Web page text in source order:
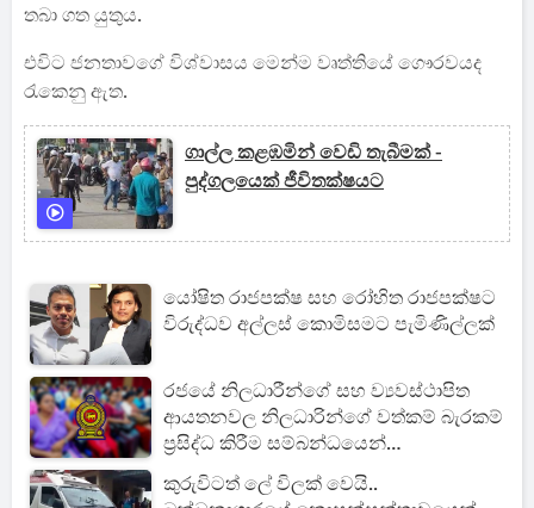
තබා ගත යුතුය.
එවිට ජනතාවගේ විශ්වාසය මෙන්ම වෘත්තියේ ගෞරවයද
රැකෙනු ඇත.
ගාල්ල කළඹමින් වෙඩි තැබීමක් -
පුද්ගලයෙක් ජීවිතක්ෂයට
යෝෂිත රාජපක්ෂ සහ රෝහිත රාජපක්ෂට
විරුද්ධව අල්ලස් කොමිසමට පැමිණිල්ලක්
රජයේ නිලධාරීන්ගේ සහ ව්‍යවස්ථාපිත
ආයතනවල නිලධාරින්ගේ වත්කම් බැරකම්
ප්‍රසිද්ධ කිරීම සම්බන්ධයෙන්
සංශෝධනයක්
කුරුවිටත් ලේ විලක් වෙයි..